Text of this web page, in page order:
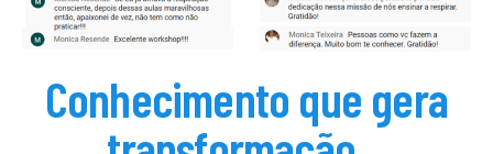
Conhecimento que gera